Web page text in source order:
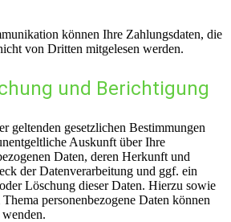
können Ihre Zahlungsdaten, die
von Dritten mitgelesen werden.
und Berichtigung
geltenden gesetzlichen Bestimmungen
Auskunft über Ihre
Daten, deren Herkunft und
der Datenverarbeitung und ggf. ein
Löschung dieser Daten. Hierzu sowie
personenbezogene Daten können